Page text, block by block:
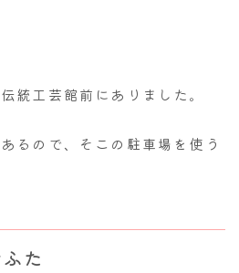
統工芸館前にありました。
るので、そこの駐車場を使う
た